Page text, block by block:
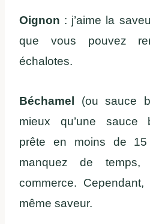
Oignon : j’aime la
que vous pouvez
échalotes.
Béchamel
(ou sauce
mieux qu’une sauce
prête en moins de
manquez de
commerce.
même saveur.